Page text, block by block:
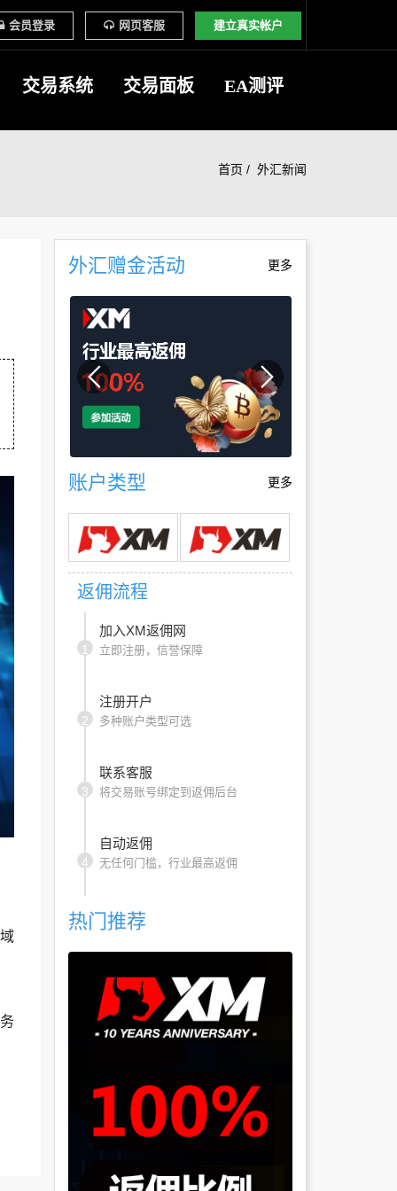
会员登录 网页客服 建立真实帐户
交易系统 交易面板 EA测评
首页 外汇新闻
外汇赠金活动 更多
账户类型 更多
返佣流程
1
加入XM返佣网
立即注册，信誉保障
2
注册开户
多种账户类型可选
3
联系客服
将交易账号绑定到返佣后台
4
自动返佣
无任何门槛，行业最高返佣
热门推荐